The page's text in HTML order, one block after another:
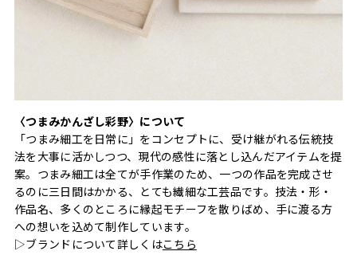
〈つまみかんざし彩野〉について
「つまみ細工を日常に」をコンセプトに、受け継がれる伝統技
法を大事に活かしつつ、現代の感性に落とし込んだアイテムを提
案。つまみ細工は全てが手作業のため、一つの作品を完成させ
るのに三日間はかかる、とても繊細な工芸品です。技法・形・
作品名、多くのところに縁起モチーフを散りばめ、手に渡る方
への想いを込めて制作しています。
▷ブランドについて詳しくはこちら